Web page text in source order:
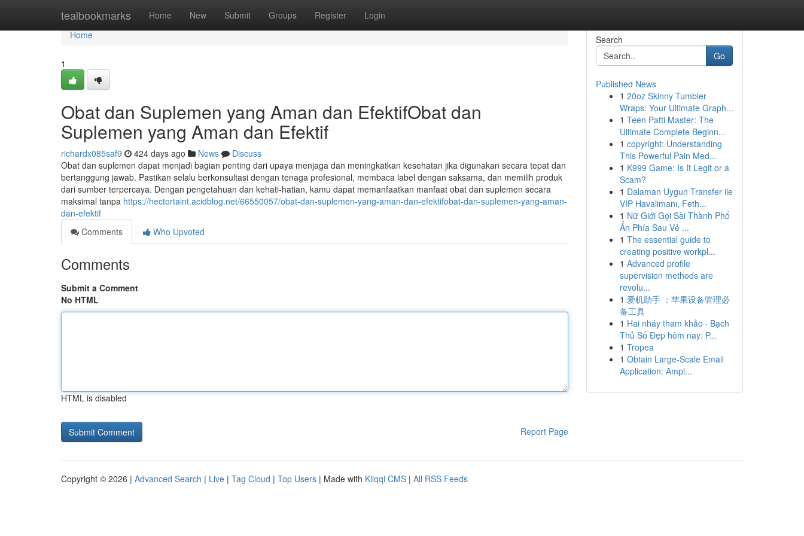
tealbookmarks Home New Submit Groups Register Login
Home
Home
1
Obat dan Suplemen yang Aman dan EfektifObat dan
Suplemen yang Aman dan Efektif
richardx085saf9 424 days ago News
Discuss
Obat dan suplemen dapat menjadi bagian penting dari upaya menjaga dan meningkatkan kesehatan jika digunakan secara tepat dan
bertanggung jawab. Pastikan selalu berkonsultasi dengan tenaga profesional, membaca label dengan saksama, dan memilih produk
dari sumber terpercaya. Dengan pengetahuan dan kehati-hatian, kamu dapat memanfaatkan manfaat obat dan suplemen secara
maksimal tanpa https://hectortaint.acidblog.net/66550057/obat-dan-suplemen-yang-aman-dan-efektifobat-dan-suplemen-yang-aman-
dan-efektif
Comments
Who Upvoted
Comments
Submit a Comment
No HTML
HTML is disabled
Report Page
Search
Go
Published News
1 20oz Skinny Tumbler
Wraps: Your Ultimate Graph...
1 Teen Patti Master: The
Ultimate Complete Beginn...
1 copyright: Understanding
This Powerful Pain Med...
1 K999 Game: Is It Legit or a
Scam?
1 Dalaman Uygun Transfer ile
VIP Havalimanı, Feth...
1 Nữ Giới Gọi Sài Thành Phố
Ẩn Phía Sau Vẻ ...
1 The essential guide to
creating positive workpl...
1 Advanced profile
supervision methods are
revolu...
1 爱机助手 ：苹果设备管理必
备工具
1 Hai nháy tham khảo · Bạch
Thủ Số Đẹp hôm nay: P...
1 Tropea
1 Obtain Large-Scale Email
Application: Ampl...
Copyright © 2026 | Advanced Search | Live | Tag Cloud | Top Users | Made with Kliqqi CMS | All RSS Feeds